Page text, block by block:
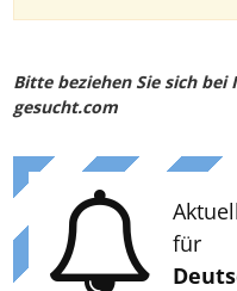
Bitte beziehen Sie sich bei
gesucht.com
für